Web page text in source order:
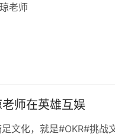
老师
师在英雄互娱
文化，就是#OKR#挑战